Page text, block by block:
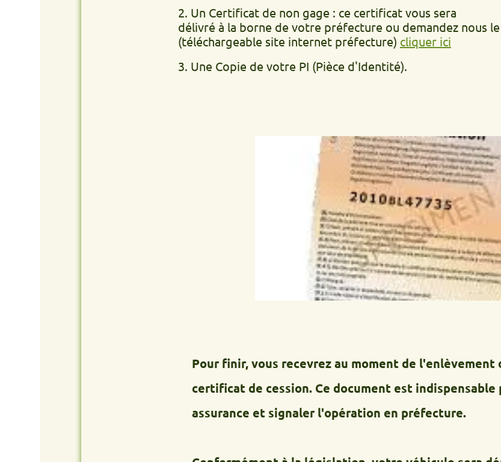
2. Un Certificat de non gage : ce certificat vous sera
délivré à la borne de votre préfecture ou demandez nous le
(téléchargeable site internet préfecture)cliquer ici
3. Une Copie de votre PI (Pièce d'Identité).
Pour finir, vous recevrez au moment de l'enlèvement de
certificat de cession. Ce document est indispensable pour
assurance et signaler l'opération en préfecture.